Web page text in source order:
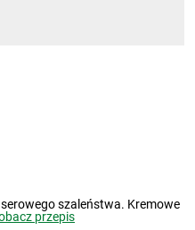
szaleństwa. Kremowe
przepis